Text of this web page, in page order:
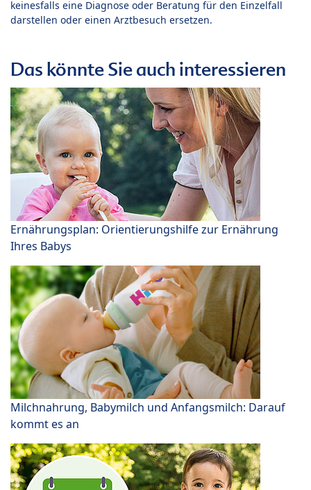
keinesfalls eine Diagnose oder Beratung für den Einzelfall
darstellen oder einen Arztbesuch ersetzen.
Das könnte Sie auch interessieren
Ernährungsplan: Orientierungshilfe zur Ernährung
Ihres Babys
Milchnahrung, Babymilch und Anfangsmilch: Darauf
kommt es an